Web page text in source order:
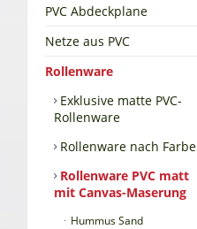
PVC Abdeckplane
Netze aus PVC
Rollenware
Exklusive matte PVC-
Rollenware
Rollenware nach Farbe
Rollenware PVC matt
mit Canvas-Maserung
Hummus Sand